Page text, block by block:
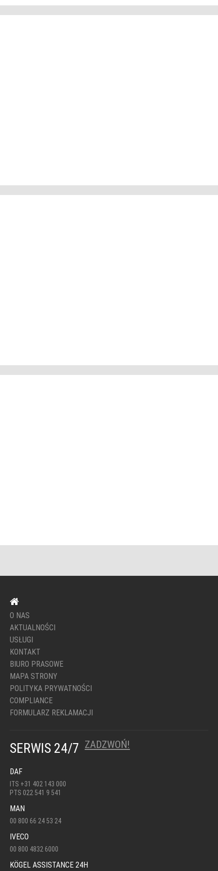
O NAS
AKTUALNOŚCI
USŁUGI
KONTAKT
BIURO PRASOWE
MAPA STRONY
POLITYKA PRYWATNOŚCI
COMPLIANCE
FORMULARZ REKLAMACJI
SERWIS 24/7 ZADZWOŃ!
DAF
ITS +31 402 143 000
PTS 022 541 9 541
MAN
00 800 66 24 53 24
IVECO
00 800 4832 6000
KÖGEL ASSISTANCE 24H